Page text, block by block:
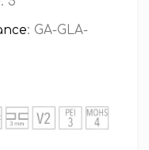
: GA-GLA-